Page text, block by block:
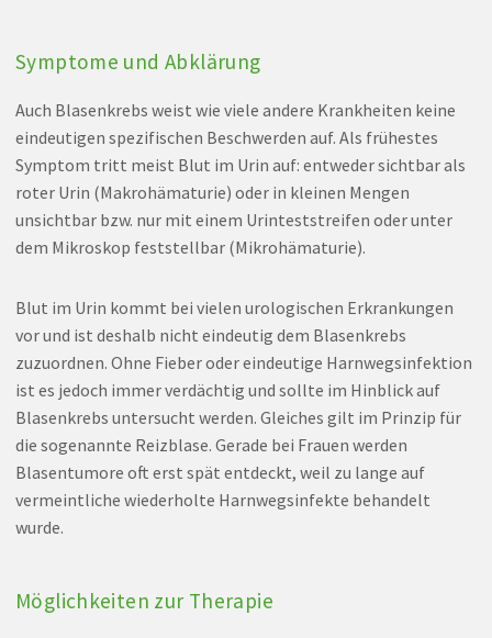
Symptome und Abklärung
Auch Blasenkrebs weist wie viele andere Krankheiten keine
eindeutigen spezifischen Beschwerden auf. Als frühestes
Symptom tritt meist Blut im Urin auf: entweder sichtbar als
roter Urin (Makrohämaturie) oder in kleinen Mengen
unsichtbar bzw. nur mit einem Urinteststreifen oder unter
dem Mikroskop feststellbar (Mikrohämaturie).
Blut im Urin kommt bei vielen urologischen Erkrankungen
vor und ist deshalb nicht eindeutig dem Blasenkrebs
zuzuordnen. Ohne Fieber oder eindeutige Harnwegsinfektion
ist es jedoch immer verdächtig und sollte im Hinblick auf
Blasenkrebs untersucht werden. Gleiches gilt im Prinzip für
die sogenannte Reizblase. Gerade bei Frauen werden
Blasentumore oft erst spät entdeckt, weil zu lange auf
vermeintliche wiederholte Harnwegsinfekte behandelt
wurde.
Möglichkeiten zur Therapie